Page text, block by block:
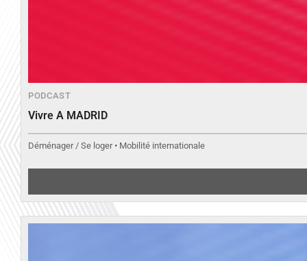
PODCAST
Vivre A MADRID
Déménager / Se loger • Mobilité internationale